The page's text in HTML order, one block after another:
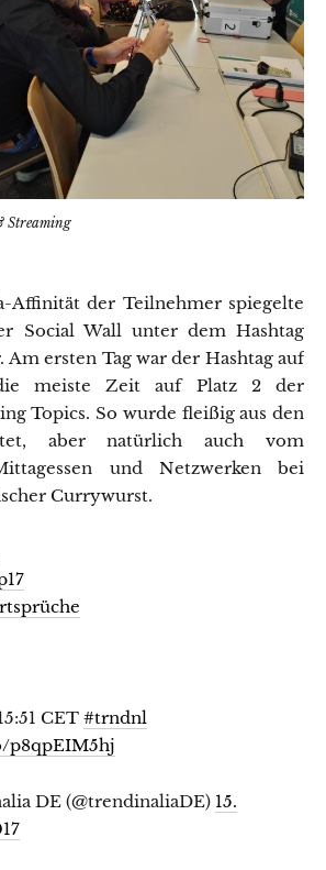
Streaming
Affinität der Teilnehmer spiegelte
Social Wall unter dem Hashtag
Am ersten Tag war der Hashtag auf
meiste Zeit auf Platz 2 der
Topics. So wurde fleißig aus den
aber natürlich auch vom
und Netzwerken bei
Currywurst.
CET #trndnl
p8qpEIM5hj
DE (@trendinaliaDE) 15.